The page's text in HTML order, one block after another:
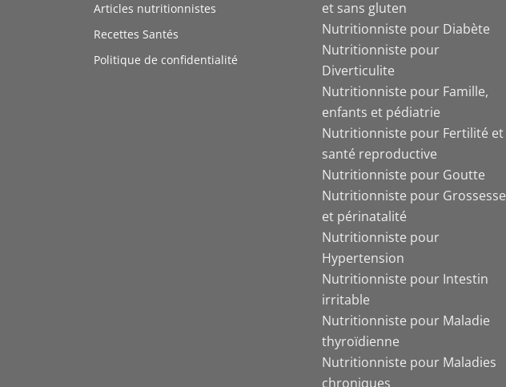
Articles nutritionnistes
Recettes Santés
Politique de confidentialité
et sans gluten
Nutritionniste pour Diabète
Nutritionniste pour
Diverticulite
Nutritionniste pour Famille,
enfants et pédiatrie
Nutritionniste pour Fertilité et
santé reproductive
Nutritionniste pour Goutte
Nutritionniste pour Grossesse
et périnatalité
Nutritionniste pour
Hypertension
Nutritionniste pour Intestin
irritable
Nutritionniste pour Maladie
thyroïdienne
Nutritionniste pour Maladies
chroniques